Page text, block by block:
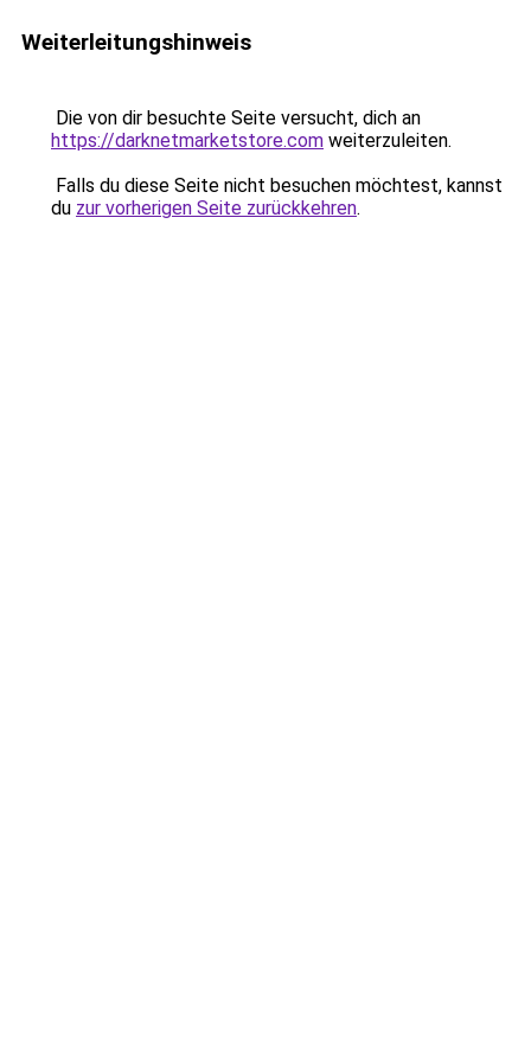
Weiterleitungshinweis
Die von dir besuchte Seite versucht, dich an
https://darknetmarketstore.com weiterzuleiten.
Falls du diese Seite nicht besuchen möchtest, kannst
du zur vorherigen Seite zurückkehren.